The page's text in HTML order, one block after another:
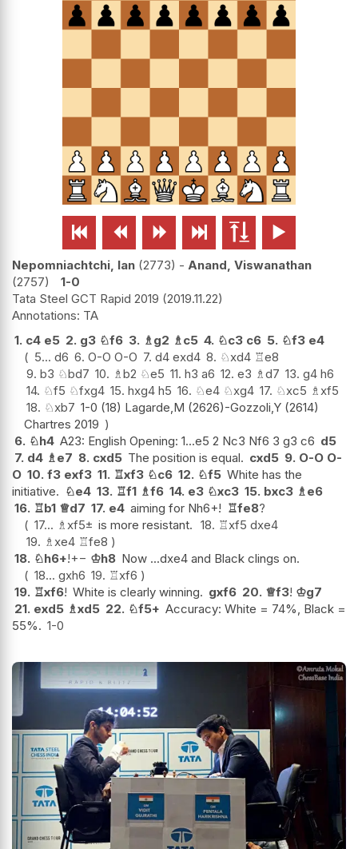
     
Nepomniachtchi, Ian 2773 - Anand, Viswanathan
2757
1-0
Tata Steel GCT Rapid 2019 2019.11.22
TA
1. c4 e5 2. g3 ♘f6 3. ♗g2 ♗c5 4. ♘c3 c6 5. ♘f3 e4
5... d6 6. O-O O-O 7. d4 exd4 8. ♘xd4 ♖e8
9. b3 ♘bd7 10. ♗b2 ♘e5 11. h3 a6 12. e3 ♗d7 13. g4 h6
14. ♘f5 ♘fxg4 15. hxg4 h5 16. ♘e4 ♘xg4 17. ♘xc5 ♗xf5
18. ♘xb7 1-0 (18) Lagarde,M (2626)-Gozzoli,Y (2614)
Chartres 2019
6. ♘h4 A23: English Opening: 1...e5 2 Nc3 Nf6 3 g3 c6 d5
7. d4 ♗e7 8. cxd5 The position is equal. cxd5 9. O-O O-
O 10. f3 exf3 11. ♖xf3 ♘c6 12. ♘f5 White has the
initiative. ♘e4 13. ♖f1 ♗f6 14. e3 ♘xc3 15. bxc3 ♗e6
16. ♖b1 ♕d7 17. e4 aiming for Nh6+! ♖fe8?
17... ♗xf5± is more resistant. 18. ♖xf5 dxe4
19. ♗xe4 ♖fe8
18. ♘h6+!+− ♔h8 Now ...dxe4 and Black clings on.
18... gxh6 19. ♖xf6
19. ♖xf6! White is clearly winning. gxf6 20. ♕f3! ♔g7
21. exd5 ♗xd5 22. ♘f5+ Accuracy: White = 74%, Black =
55%. 1-0